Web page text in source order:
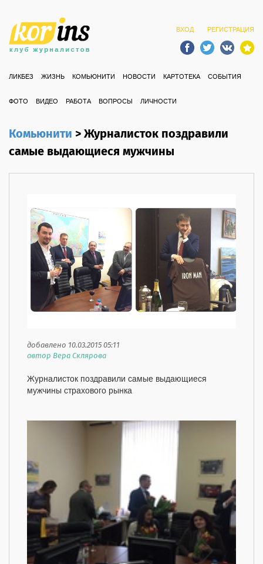
ВХОД РЕГИСТРАЦИЯ
ЛИКБЕЗ ЖИЗНЬ КОМЬЮНИТИ НОВОСТИ КАРТОТЕКА СОБЫТИЯ
ФОТО ВИДЕО РАБОТА ВОПРОСЫ ЛИЧНОСТИ
Комьюнити>Журналисток поздравили
самые выдающиеся мужчины
добавлено 10.03.2015 05:11
автор Вера Склярова
Журналисток поздравили самые выдающиеся
мужчины страхового рынка